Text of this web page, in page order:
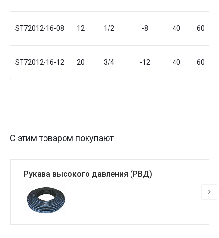
ST72012-16-08 12 1/2 -8 40 60
ST72012-16-12 20 3/4 -12 40 60
С этим товаром покупают
Рукава высокого давления (РВД)